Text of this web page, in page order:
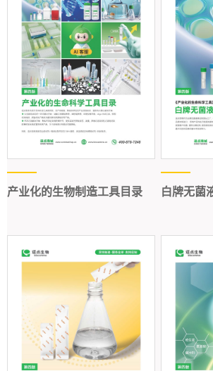
产业化的生物制造工具目录 白牌无菌